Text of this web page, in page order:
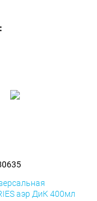
аэр ДиК 400мл